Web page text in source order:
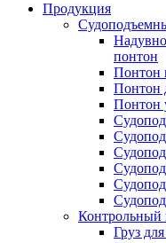
Продукция
понтон
Понтон
Понтон
Понтон
Контрольный
Груз